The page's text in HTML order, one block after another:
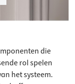
die
rol spelen
het systeem.